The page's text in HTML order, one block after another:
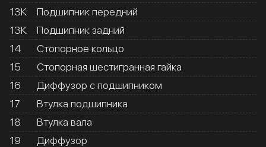
13К
Подшипник передний
13К
Подшипник задний
14
Стопорное кольцо
15
Стопорная шестигранная гайка
16
Диффузор с подшипником
17
Втулка подшипника
18
Втулка вала
19
Диффузор